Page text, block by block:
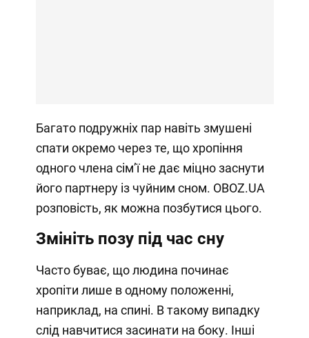
Багато подружніх пар навіть змушені
спати окремо через те, що хропіння
одного члена сімʼї не дає міцно заснути
його партнеру із чуйним сном. OBOZ.UA
розповість, як можна позбутися цього.
Змініть позу під час сну
Часто буває, що людина починає
хропіти лише в одному положенні,
наприклад, на спині. В такому випадку
слід навчитися засинати на боку. Інші